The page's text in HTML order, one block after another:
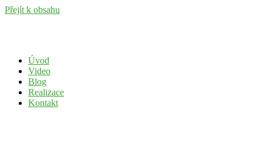
Přejít k obsahu
Úvod
Video
Blog
Realizace
Kontakt